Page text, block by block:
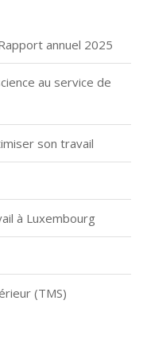
annuel 2025
au service de
son travail
à Luxembourg
(TMS)